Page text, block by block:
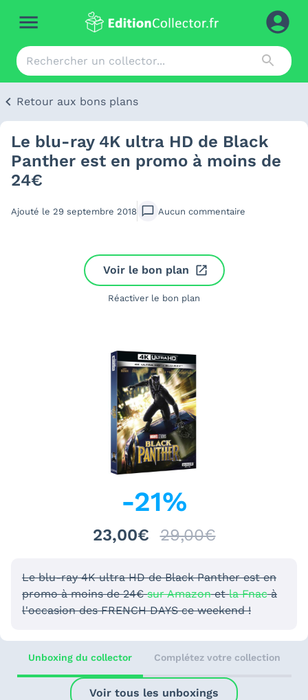
Retour aux bons plans
Le blu-ray 4K ultra HD de Black
Panther est en promo à moins de
24€
Ajouté le 29 septembre 2018 Aucun commentaire
Voir le bon plan
Réactiver le bon plan
-21%
23,00€ 29,00€
Le blu-ray 4K ultra HD de Black Panther est en
promo à moins de 24€sur Amazonetla Fnacà
l'occasion des FRENCH DAYS ce weekend !
Unboxing du collector Complétez votre collection
Voir tous les unboxings